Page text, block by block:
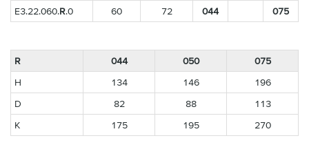
E3.22.060.R.0 60 72 044 075
R 044 050
075
H
134 146
196
D
82 88
113
K
175 195 270